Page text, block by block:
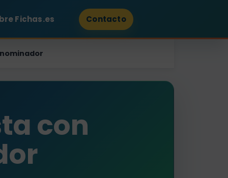
Fichas.es Contacto
con